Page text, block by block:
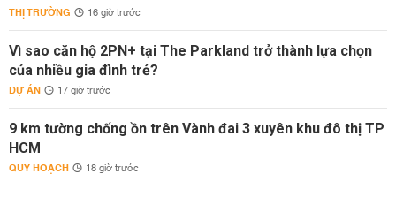
THỊ TRƯỜNG 16 giờ trước
Vì sao căn hộ 2PN+ tại The Parkland trở thành lựa chọn
của nhiều gia đình trẻ?
DỰ ÁN 17 giờ trước
9 km tường chống ồn trên Vành đai 3 xuyên khu đô thị TP
HCM
QUY HOẠCH 18 giờ trước